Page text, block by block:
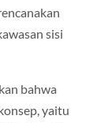
sisi
bahwa
yaitu